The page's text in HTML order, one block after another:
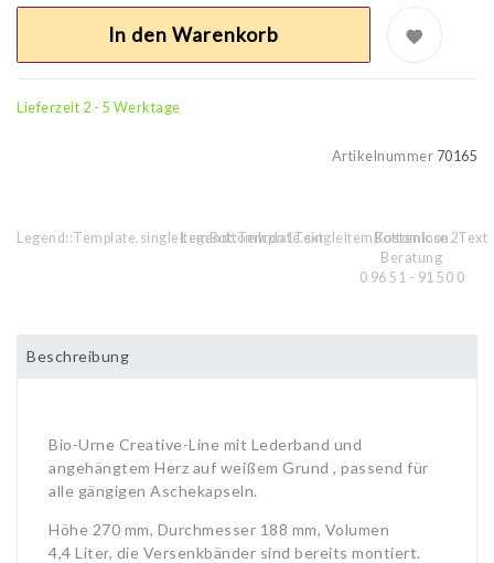
In den Warenkorb
Lieferzeit 2 - 5 Werktage
Artikelnummer 70165
Legend::Template.singleItemBottomIcon1TextLegend::Template.singleItemBottomIcon2Text
Kostenlose
Beratung
0 96 51 - 91 50 0
Beschreibung
Bio-Urne Creative-Line mit Lederband und
angehängtem Herz auf weißem Grund , passend für
alle gängigen Aschekapseln.
Höhe 270 mm, Durchmesser 188 mm, Volumen
4,4 Liter, die Versenkbänder sind bereits montiert.